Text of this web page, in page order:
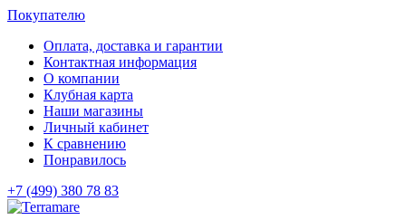
Покупателю
Оплата, доставка и гарантии
Контактная информация
О компании
Клубная карта
Наши магазины
Личный кабинет
К сравнению
Понравилось
+7 (499) 380 78 83